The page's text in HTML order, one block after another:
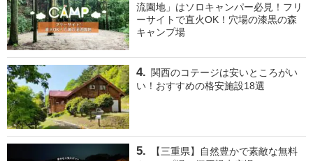
流園地」はソロキャンパー必見！フリ
ーサイトで直火OK！穴場の漆黒の森
キャンプ場
関西のコテージは安いところがい
い！おすすめの格安施設18選
【三重県】自然豊かで素敵な無料